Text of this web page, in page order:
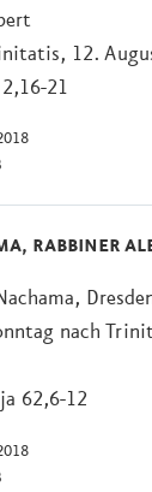
12.
21
RABBINER
nach
62,6-12